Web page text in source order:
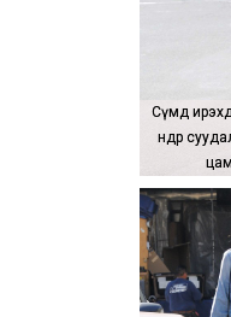
Сүмд
өндөр
Сүмд
өндөр